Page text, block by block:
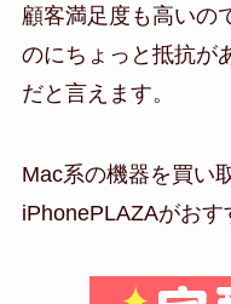
顧客満足度も高いの
のにちょっと抵抗が
だと言えます。
Mac系の機器を買い
iPhonePLAZAがおす